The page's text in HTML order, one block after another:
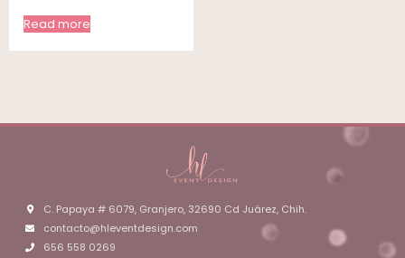
Read more
C. Papaya # 6079, Granjero, 32690 Cd Juárez, Chih.
contacto@hleventdesign.com
656 558 0269